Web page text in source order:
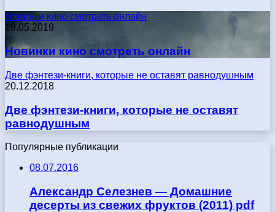
Новинки кино смотреть онлайн
19.05.2019
Новинки кино смотреть онлайн
Две фэнтези-книги, которые не оставят равнодушным
20.12.2018
Две фэнтези-книги, которые не оставят
равнодушным
Популярные публикации
08.07.2016
Александр Селезнев — Домашние
десерты из свежих фруктов (2011) pdf